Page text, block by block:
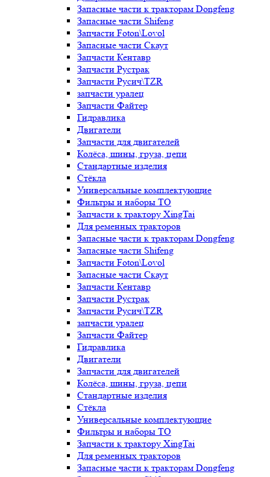
Запасные части к тракторам Dongfeng
Запасные части Shifeng
Запчасти Foton\Lovol
Запасные части Скаут
Запчасти Кентавр
Запчасти Рустрак
Запчасти Русич\TZR
запчасти уралец
Запчасти Файтер
Гидравлика
Двигатели
Запчасти для двигателей
Колёса, шины, груза, цепи
Стандартные изделия
Стёкла
Универсальные комплектующие
Фильтры и наборы ТО
Запчасти к трактору XingTai
Для ременных тракторов
Запасные части к тракторам Dongfeng
Запасные части Shifeng
Запчасти Foton\Lovol
Запасные части Скаут
Запчасти Кентавр
Запчасти Рустрак
Запчасти Русич\TZR
запчасти уралец
Запчасти Файтер
Гидравлика
Двигатели
Запчасти для двигателей
Колёса, шины, груза, цепи
Стандартные изделия
Стёкла
Универсальные комплектующие
Фильтры и наборы ТО
Запчасти к трактору XingTai
Для ременных тракторов
Запасные части к тракторам Dongfeng